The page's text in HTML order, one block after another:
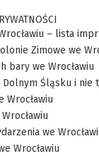
– lista
Zimowe we
bary we Wrocławiu
Dolnym Śląsku i nie
Wrocławiu
we
Wrocławiu